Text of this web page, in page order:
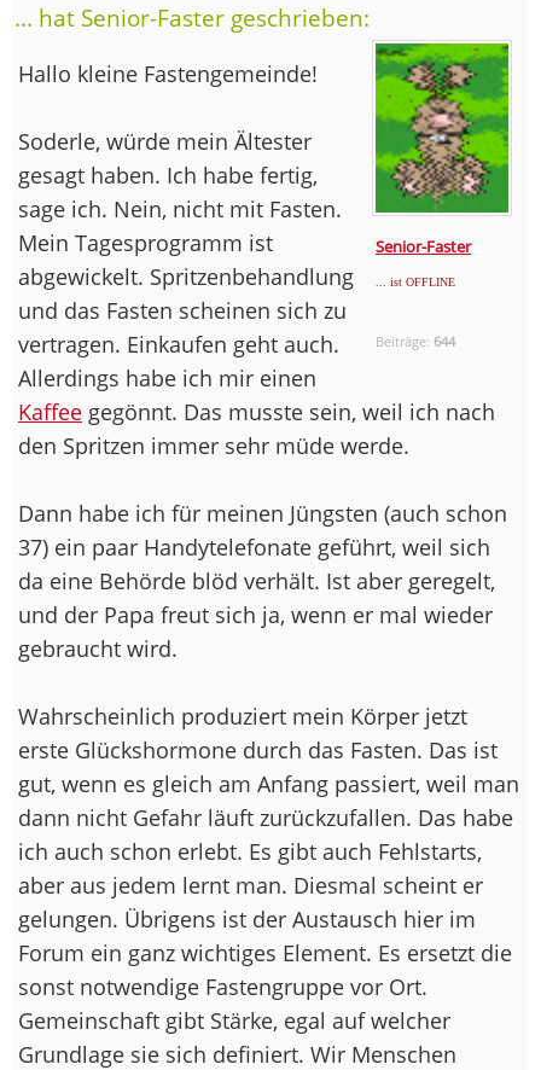
... hat Senior-Faster geschrieben:
Senior-Faster
... ist OFFLINE
Beiträge:644
Hallo kleine Fastengemeinde!
Soderle, würde mein Ältester
gesagt haben. Ich habe fertig,
sage ich. Nein, nicht mit Fasten.
Mein Tagesprogramm ist
abgewickelt. Spritzenbehandlung
und das Fasten scheinen sich zu
vertragen. Einkaufen geht auch.
Allerdings habe ich mir einen
Kaffee gegönnt. Das musste sein, weil ich nach
den Spritzen immer sehr müde werde.
Dann habe ich für meinen Jüngsten (auch schon
37) ein paar Handytelefonate geführt, weil sich
da eine Behörde blöd verhält. Ist aber geregelt,
und der Papa freut sich ja, wenn er mal wieder
gebraucht wird.
Wahrscheinlich produziert mein Körper jetzt
erste Glückshormone durch das Fasten. Das ist
gut, wenn es gleich am Anfang passiert, weil man
dann nicht Gefahr läuft zurückzufallen. Das habe
ich auch schon erlebt. Es gibt auch Fehlstarts,
aber aus jedem lernt man. Diesmal scheint er
gelungen. Übrigens ist der Austausch hier im
Forum ein ganz wichtiges Element. Es ersetzt die
sonst notwendige Fastengruppe vor Ort.
Gemeinschaft gibt Stärke, egal auf welcher
Grundlage sie sich definiert. Wir Menschen